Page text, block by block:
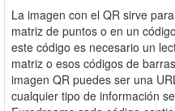
La imagen con el QR sirve
matriz de puntos o en un
este código es necesario un
matriz o esos códigos de
imagen QR puedes ser una
cualquier tipo de información